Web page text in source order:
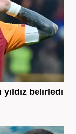
belirledi